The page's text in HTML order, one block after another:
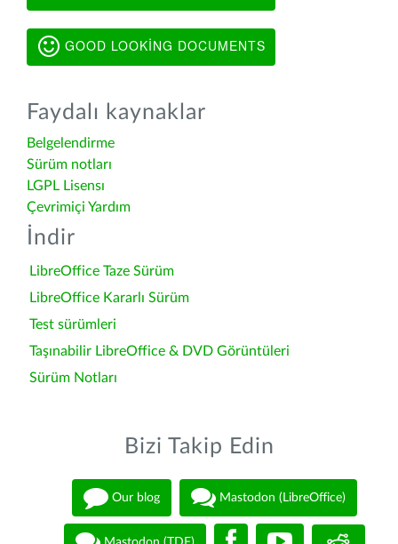
GOOD LOOKING DOCUMENTS
Faydalı kaynaklar
Belgelendirme
Sürüm notları
LGPL Lisensı
Çevrimiçi Yardım
İndir
LibreOffice Taze Sürüm
LibreOffice Kararlı Sürüm
Test sürümleri
Taşınabilir LibreOffice & DVD Görüntüleri
Sürüm Notları
Bizi Takip Edin
Our blog Mastodon (LibreOffice)